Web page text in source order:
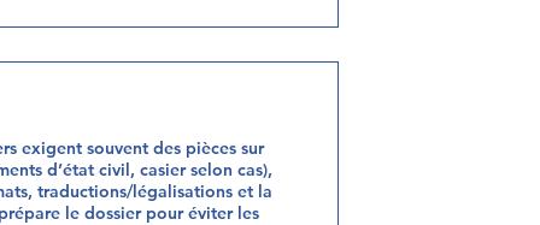
exigent souvent des pièces sur
d’état civil, casier selon cas),
traductions/légalisations et la
le dossier pour éviter les